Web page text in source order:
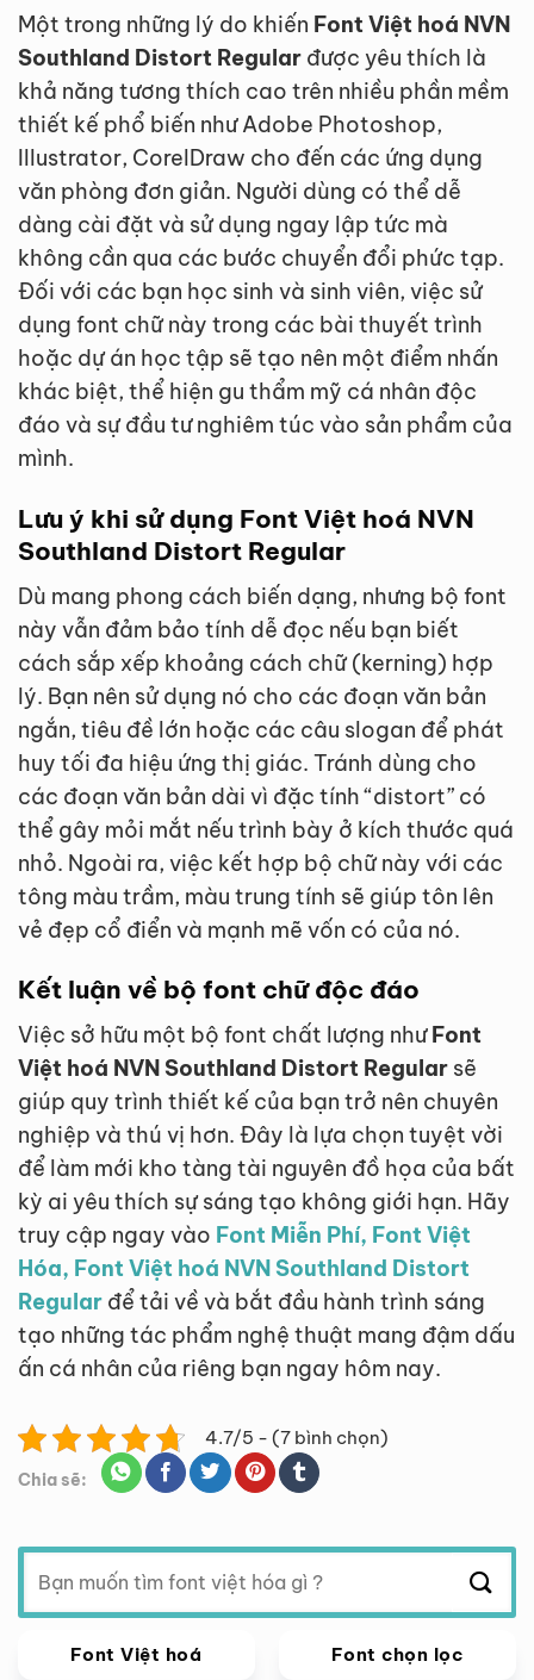
Một trong những lý do khiến Font Việt hoá NVN
Southland Distort Regular được yêu thích là
khả năng tương thích cao trên nhiều phần mềm
thiết kế phổ biến như Adobe Photoshop,
Illustrator, CorelDraw cho đến các ứng dụng
văn phòng đơn giản. Người dùng có thể dễ
dàng cài đặt và sử dụng ngay lập tức mà
không cần qua các bước chuyển đổi phức tạp.
Đối với các bạn học sinh và sinh viên, việc sử
dụng font chữ này trong các bài thuyết trình
hoặc dự án học tập sẽ tạo nên một điểm nhấn
khác biệt, thể hiện gu thẩm mỹ cá nhân độc
đáo và sự đầu tư nghiêm túc vào sản phẩm của
mình.
Lưu ý khi sử dụng Font Việt hoá NVN
Southland Distort Regular
Dù mang phong cách biến dạng, nhưng bộ font
này vẫn đảm bảo tính dễ đọc nếu bạn biết
cách sắp xếp khoảng cách chữ (kerning) hợp
lý. Bạn nên sử dụng nó cho các đoạn văn bản
ngắn, tiêu đề lớn hoặc các câu slogan để phát
huy tối đa hiệu ứng thị giác. Tránh dùng cho
các đoạn văn bản dài vì đặc tính “distort” có
thể gây mỏi mắt nếu trình bày ở kích thước quá
nhỏ. Ngoài ra, việc kết hợp bộ chữ này với các
tông màu trầm, màu trung tính sẽ giúp tôn lên
vẻ đẹp cổ điển và mạnh mẽ vốn có của nó.
Kết luận về bộ font chữ độc đáo
Việc sở hữu một bộ font chất lượng nhưFont
Việt hoá NVN Southland Distort Regular sẽ
giúp quy trình thiết kế của bạn trở nên chuyên
nghiệp và thú vị hơn. Đây là lựa chọn tuyệt vời
để làm mới kho tàng tài nguyên đồ họa của bất
kỳ ai yêu thích sự sáng tạo không giới hạn. Hãy
truy cập ngay vào Font Miễn Phí, Font Việt
Hóa, Font Việt hoá NVN Southland Distort
Regular để tải về và bắt đầu hành trình sáng
tạo những tác phẩm nghệ thuật mang đậm dấu
ấn cá nhân của riêng bạn ngay hôm nay.
4.7/5 - (7 bình chọn)
Chia sẽ:
Tìm
kiếm:
Font Việt hoá Font chọn lọc